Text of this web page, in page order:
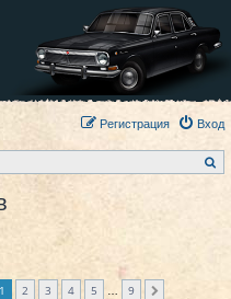
Вход
Регистрация
о
поиск
из
1 2 3 4 5 9